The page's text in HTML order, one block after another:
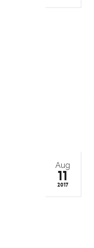
Aug
11
2017